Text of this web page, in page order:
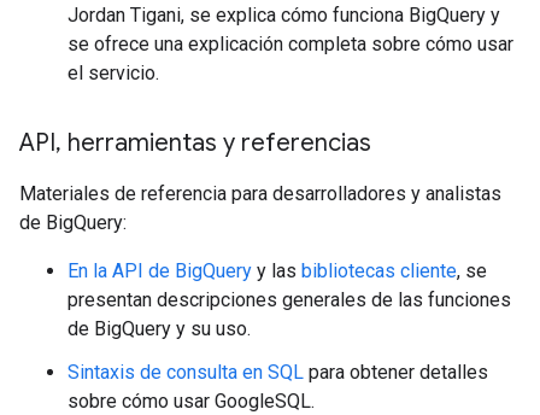
Jordan Tigani, se explica cómo funciona BigQuery y
se ofrece una explicación completa sobre cómo usar
el servicio.
API, herramientas y referencias
Materiales de referencia para desarrolladores y analistas
de BigQuery:
En la API de BigQuery y las bibliotecas cliente, se
presentan descripciones generales de las funciones
de BigQuery y su uso.
Sintaxis de consulta en SQL para obtener detalles
sobre cómo usar GoogleSQL.